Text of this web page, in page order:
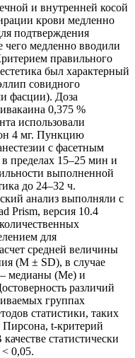
и внутренней косой
крови медленно
подтверждения
чего медленно вводили
правильного
был характерный
совидного
фасции). Доза
0,375 %
использовали
4 мг. Пункцию
с фасетным
пределах 15–25 мин и
выполненной
до 24–32 ч.
анализ выполняли с
Prism, версия 10.4
для
средней величины
(M ± SD), в случае
– медианы (Me) и
различий
группах
статистики, таких
t-критерий
статистически
0,05.